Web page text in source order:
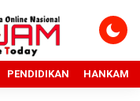
PENDIDIKAN HANKAM